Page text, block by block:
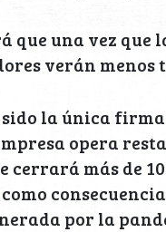
que una vez
verán menos
sido la única
opera
cerrará más de
por la